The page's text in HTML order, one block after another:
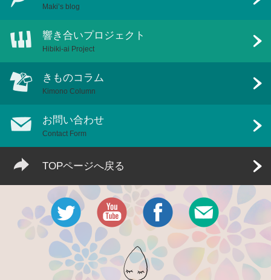
Maki’s blog
響き合いプロジェクト
Hibiki-ai Project
きものコラム
Kimono Column
お問い合わせ
Contact Form
TOPページへ戻る
Twitter Youtube公式チャンネル
Facebook メール・
Namida will flower